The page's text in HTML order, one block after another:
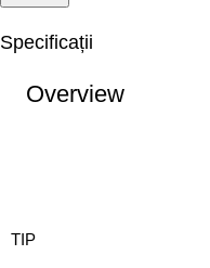
Specificații
Overview
TIP